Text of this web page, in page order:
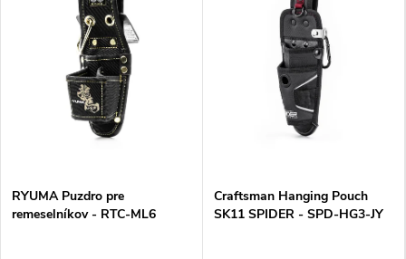
RYUMA Puzdro pre
remeselníkov - RTC-ML6
Craftsman Hanging Pouch
SK11 SPIDER - SPD-HG3-JY